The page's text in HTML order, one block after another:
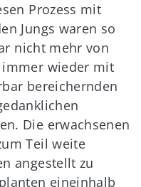
Prozess mit
Jungs waren so
nicht mehr von
wieder mit
bereichernden
Die erwachsenen
Teil weite
angestellt zu
eineinhalb